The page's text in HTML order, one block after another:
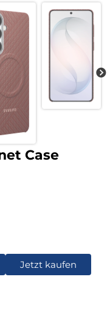
Case
Jetzt kaufen